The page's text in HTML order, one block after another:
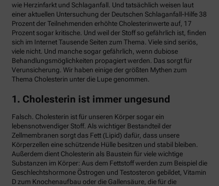
wie Herzinfarkt und Schlaganfall. Und tatsächlich weisen laut
einer aktuellen Untersuchung der Deutschen Schlaganfall-Hilfe 38
Prozent der Teilnehmenden erhöhte Cholesterinwerte auf, 17
Prozent sogar kritische. Und weil der Stoff so gefährlich ist, finden
sich im Internet Tausende Seiten zum Thema. Viele sind seriös,
viele nicht. Und manche sogar gefährlich, wenn dubiose
Behandlungsmöglichkeiten propagiert werden. Das sorgt für
Verunsicherung. Wir haben einige der größten Mythen zum
Thema Cholesterin unter die Lupe genommen.
1. Cholesterin ist immer ungesund
Falsch. Cholesterin ist für unseren Körper sogar ein
lebensnotwendiger Stoff. Als wichtiger Bestandteil der
Zellmembranen sorgt das Fett (Lipid) dafür, dass unsere
Körperzellen eine schützende Hülle besitzen und stabil bleiben.
Außerdem dient Cholesterin als Baustein für viele wichtige
Substanzen im Körper: Aus dem Fettstoff werden zum Beispiel die
Geschlechtshormone Östrogen und Testosteron gebildet, Vitamin
D zum Knochenaufbau oder die Gallensäure, die für die